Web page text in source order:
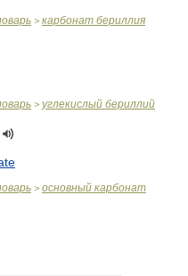
> карбонат бериллия
> углекислый бериллий
> основный карбонат